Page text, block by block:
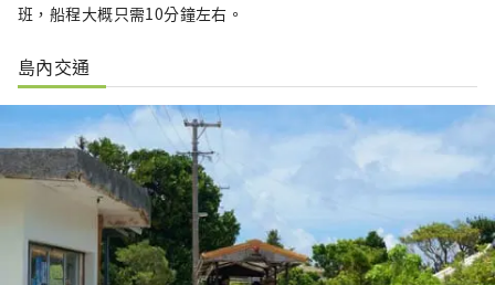
班，船程大概只需10分鐘左右。
島內交通